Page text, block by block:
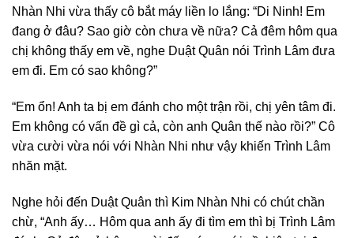
Nhàn Nhi vừa thấy cô bắt máy liền lo lắng: “Di Ninh! Em
đang ở đâu? Sao giờ còn chưa về nữa? Cả đêm hôm qua
chị không thấy em về, nghe Duật Quân nói Trình Lâm đưa
em đi. Em có sao không?”
“Em ổn! Anh ta bị em đánh cho một trận rồi, chị yên tâm đi.
Em không có vấn đề gì cả, còn anh Quân thế nào rồi?” Cô
vừa cười vừa nói với Nhàn Nhi như vậy khiến Trình Lâm
nhăn mặt.
Nghe hỏi đến Duật Quân thì Kim Nhàn Nhi có chút chần
chừ, “Anh ấy… Hôm qua anh ấy đi tìm em thì bị Trình Lâm